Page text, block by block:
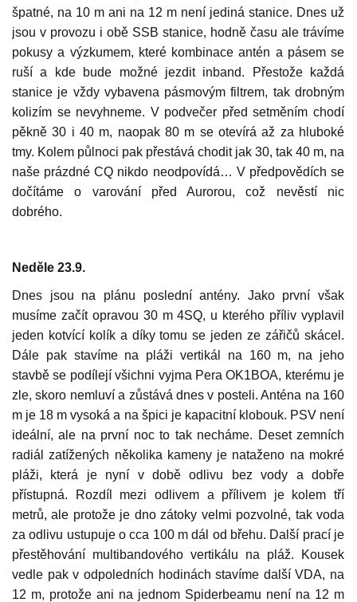
špatné, na 10 m ani na 12 m není jediná stanice. Dnes už
jsou v provozu i obě SSB stanice, hodně času ale trávíme
pokusy a výzkumem, které kombinace antén a pásem se
ruší a kde bude možné jezdit inband. Přestože každá
stanice je vždy vybavena pásmovým filtrem, tak drobným
kolizím se nevyhneme. V podvečer před setměním chodí
pěkně 30 i 40 m, naopak 80 m se otevírá až za hluboké
tmy. Kolem půlnoci pak přestává chodit jak 30, tak 40 m, na
naše prázdné CQ nikdo neodpovídá… V předpovědích se
dočítáme o varování před Aurorou, což nevěstí nic
dobrého.
Neděle 23.9.
Dnes jsou na plánu poslední antény. Jako první však
musíme začít opravou 30 m 4SQ, u kterého příliv vyplavil
jeden kotvící kolík a díky tomu se jeden ze zářičů skácel.
Dále pak stavíme na pláži vertikál na 160 m, na jeho
stavbě se podílejí všichni vyjma Pera OK1BOA, kterému je
zle, skoro nemluví a zůstává dnes v posteli. Anténa na 160
m je 18 m vysoká a na špici je kapacitní klobouk. PSV není
ideální, ale na první noc to tak necháme. Deset zemních
radiál zatížených několika kameny je nataženo na mokré
pláži, která je nyní v době odlivu bez vody a dobře
přístupná. Rozdíl mezi odlivem a přílivem je kolem tří
metrů, ale protože je dno zátoky velmi pozvolné, tak voda
za odlivu ustupuje o cca 100 m dál od břehu. Další prací je
přestěhování multibandového vertikálu na pláž. Kousek
vedle pak v odpoledních hodinách stavíme další VDA, na
12 m, protože ani na jednom Spiderbeamu není na 12 m